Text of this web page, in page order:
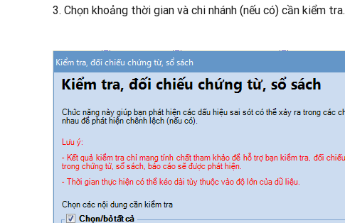
3. Chọn khoảng thời gian và chi nhánh (nếu có) cần kiểm tra.